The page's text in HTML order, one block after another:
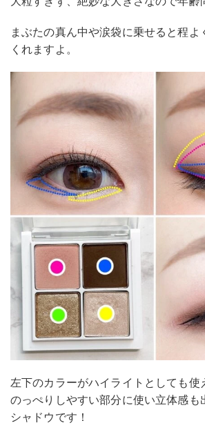
まぶたの真ん中や涙袋に乗せると程よ
くれますよ。
左下のカラーがハイライトとしても使
のっぺりしやすい部分に使い立体感も
シャドウです！